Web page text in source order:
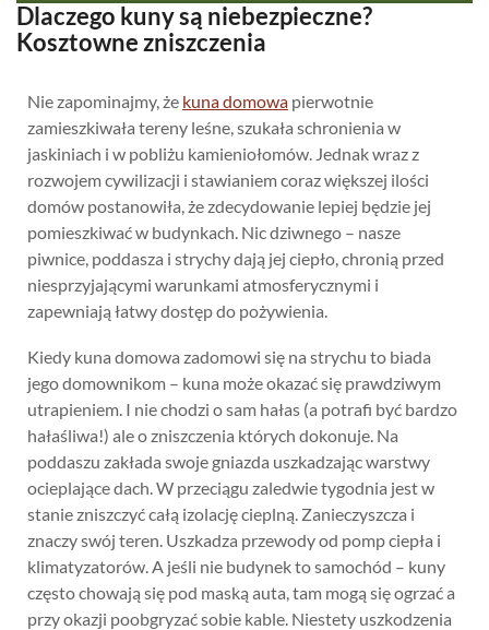
Dlaczego kuny są niebezpieczne?
Kosztowne zniszczenia
Nie zapominajmy, że kuna domowa pierwotnie
zamieszkiwała tereny leśne, szukała schronienia w
jaskiniach i w pobliżu kamieniołomów. Jednak wraz z
rozwojem cywilizacji i stawianiem coraz większej ilości
domów postanowiła, że zdecydowanie lepiej będzie jej
pomieszkiwać w budynkach. Nic dziwnego – nasze
piwnice, poddasza i strychy dają jej ciepło, chronią przed
niesprzyjającymi warunkami atmosferycznymi i
zapewniają łatwy dostęp do pożywienia.
Kiedy kuna domowa zadomowi się na strychu to biada
jego domownikom – kuna może okazać się prawdziwym
utrapieniem. I nie chodzi o sam hałas (a potrafi być bardzo
hałaśliwa!) ale o zniszczenia których dokonuje. Na
poddaszu zakłada swoje gniazda uszkadzając warstwy
ocieplające dach. W przeciągu zaledwie tygodnia jest w
stanie zniszczyć całą izolację cieplną. Zanieczyszcza i
znaczy swój teren. Uszkadza przewody od pomp ciepła i
klimatyzatorów. A jeśli nie budynek to samochód – kuny
często chowają się pod maską auta, tam mogą się ogrzać a
przy okazji poobgryzać sobie kable. Niestety uszkodzenia